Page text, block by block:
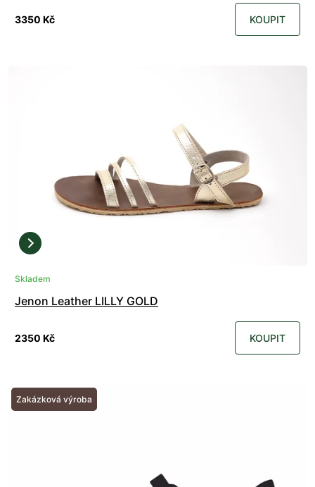
3350 Kč KOUPIT
Skladem
Jenon Leather LILLY GOLD
2350 Kč KOUPIT
Zakázková výroba